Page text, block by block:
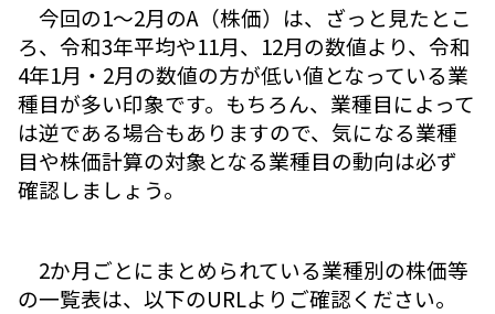
今回の1～2月のA（株価）は、ざっと見たとこ
ろ、令和3年平均や11月、12月の数値より、令和
4年1月・2月の数値の方が低い値となっている業
種目が多い印象です。もちろん、業種目によって
は逆である場合もありますので、気になる業種
目や株価計算の対象となる業種目の動向は必ず
確認しましょう。
2か月ごとにまとめられている業種別の株価等
の一覧表は、以下のURLよりご確認ください。